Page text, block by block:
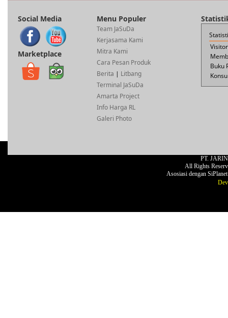
Social Media
Marketplace
Menu Populer
Team JaSuDa
Kerjasama Kami
Mitra Kami
Cara Pesan Produk
Berita | Litbang
Terminal JaSuDa
Amarta Project
Info Harga RL
Galeri Photo
Buku
PT.
All Rights
Asosiasi dengan